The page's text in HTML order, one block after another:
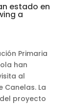
estado en
a
Primaria
han
al
Canelas. La
proyecto